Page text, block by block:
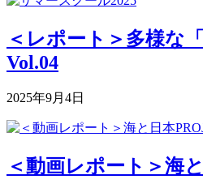
＜レポート＞多様な
Vol.04
2025年9月4日
＜動画レポート＞海